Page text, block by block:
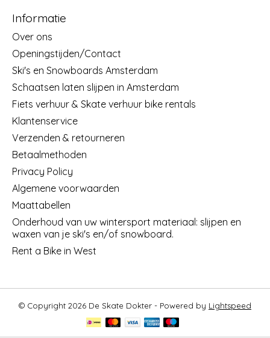
Informatie
Over ons
Openingstijden/Contact
Ski's en Snowboards Amsterdam
Schaatsen laten slijpen in Amsterdam
Fiets verhuur & Skate verhuur bike rentals
Klantenservice
Verzenden & retourneren
Betaalmethoden
Privacy Policy
Algemene voorwaarden
Maattabellen
Onderhoud van uw wintersport materiaal: slijpen en
waxen van je ski's en/of snowboard.
Rent a Bike in West
© Copyright 2026 De Skate Dokter - Powered by Lightspeed